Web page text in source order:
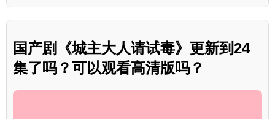
国产剧《城主大人请试毒》更新到24
集了吗？可以观看高清版吗？